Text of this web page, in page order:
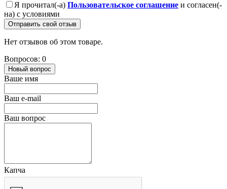
Я прочитал(-а) Пользовательское соглашение и согласен(-
на) с условиями
Отправить свой отзыв
Нет отзывов об этом товаре.
Вопросов: 0
Новый вопрос
Ваше имя
Ваш e-mail
Ваш вопрос
Капча